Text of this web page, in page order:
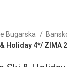
Bugarska
Holiday 4*/ ZIMA